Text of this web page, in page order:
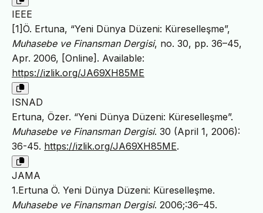
IEEE
[1]Ö. Ertuna, “Yeni Dünya Düzeni: Küreselleşme”,
Muhasebe ve Finansman Dergisi, no. 30, pp. 36–45,
Apr. 2006, [Online]. Available:
https://izlik.org/JA69XH85ME
ISNAD
Ertuna, Özer. “Yeni Dünya Düzeni: Küreselleşme”.
Muhasebe ve Finansman Dergisi. 30 (April 1, 2006):
36-45. https://izlik.org/JA69XH85ME.
JAMA
1.Ertuna Ö. Yeni Dünya Düzeni: Küreselleşme.
Muhasebe ve Finansman Dergisi. 2006;:36–45.